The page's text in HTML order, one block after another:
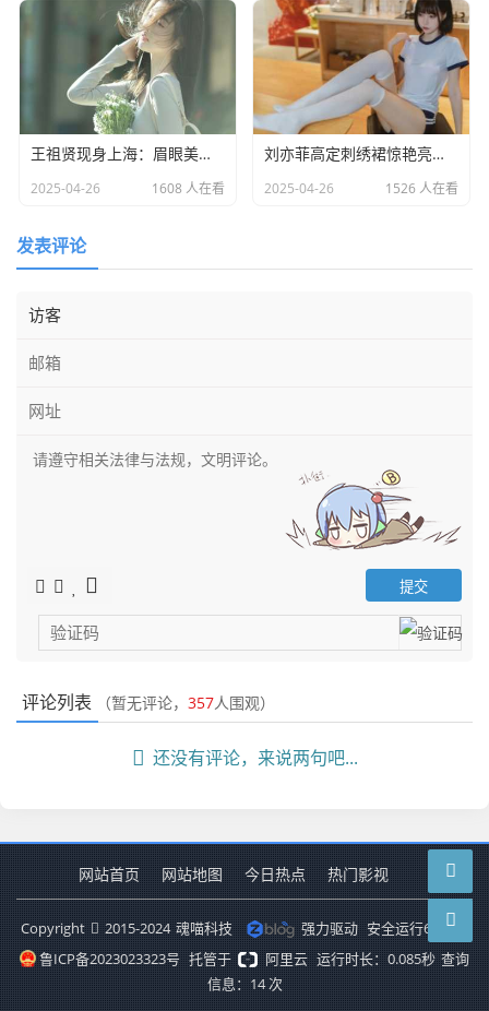
王祖贤现身上海：眉眼美丽气质优雅，时光难掩女神风采
2025-04-26 1608 人在看
​刘亦菲高定刺绣裙惊艳亮相：皮肤白到发光诠释东方美学​
2025-04-26 1526 人在看
发表评论
评论列表 （暂无评论， 357人围观）
还没有评论，来说两句吧...
网站首页 网站地图 今日热点 热门影视
Copyright 2015-2024 魂喵科技 强力驱动 安全运行6574天
鲁ICP备2023023323号 托管于 阿里云 运行时长：0.085秒 查询
信息：14 次